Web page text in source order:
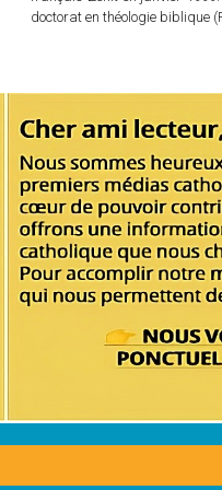
doctorat en théologie biblique